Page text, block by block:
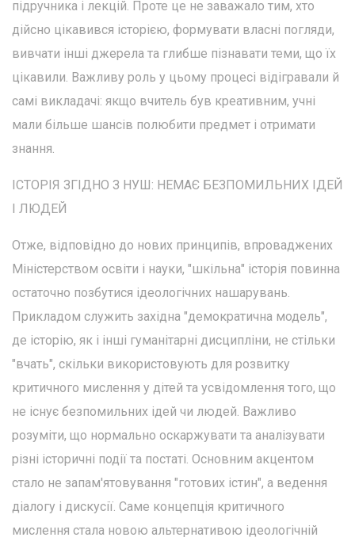
підручника і лекцій. Проте це не заважало тим, хто
дійсно цікавився історією, формувати власні погляди,
вивчати інші джерела та глибше пізнавати теми, що їх
цікавили. Важливу роль у цьому процесі відігравали й
самі викладачі: якщо вчитель був креативним, учні
мали більше шансів полюбити предмет і отримати
знання.
ІСТОРІЯ ЗГІДНО З НУШ: НЕМАЄ БЕЗПОМИЛЬНИХ ІДЕЙ
І ЛЮДЕЙ
Отже, відповідно до нових принципів, впроваджених
Міністерством освіти і науки, "шкільна" історія повинна
остаточно позбутися ідеологічних нашарувань.
Прикладом служить західна "демократична модель",
де історію, як і інші гуманітарні дисципліни, не стільки
"вчать", скільки використовують для розвитку
критичного мислення у дітей та усвідомлення того, що
не існує безпомильних ідей чи людей. Важливо
розуміти, що нормально оскаржувати та аналізувати
різні історичні події та постаті. Основним акцентом
стало не запам'ятовування "готових істин", а ведення
діалогу і дискусії. Саме концепція критичного
мислення стала новою альтернативою ідеологічній